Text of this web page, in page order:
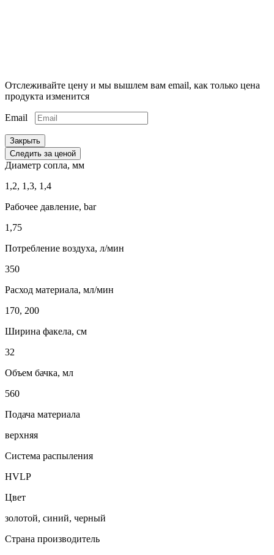
Отслеживайте цену и мы вышлем вам email, как только цена
продукта изменится
Email
Закрыть
Следить за ценой
Диаметр сопла, мм
1,2, 1,3, 1,4
Рабочее давление, bar
1,75
Потребление воздуха, л/мин
350
Расход материала, мл/мин
170, 200
Ширина факела, см
32
Объем бачка, мл
560
Подача материала
верхняя
Система распыления
HVLP
Цвет
золотой, синий, черный
Страна производитель